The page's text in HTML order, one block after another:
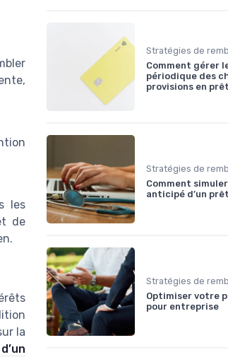
les
de
la
Comment gérer
périodique des
provisions en
Comment
anticipé d’un
Optimiser votre
pour entreprise